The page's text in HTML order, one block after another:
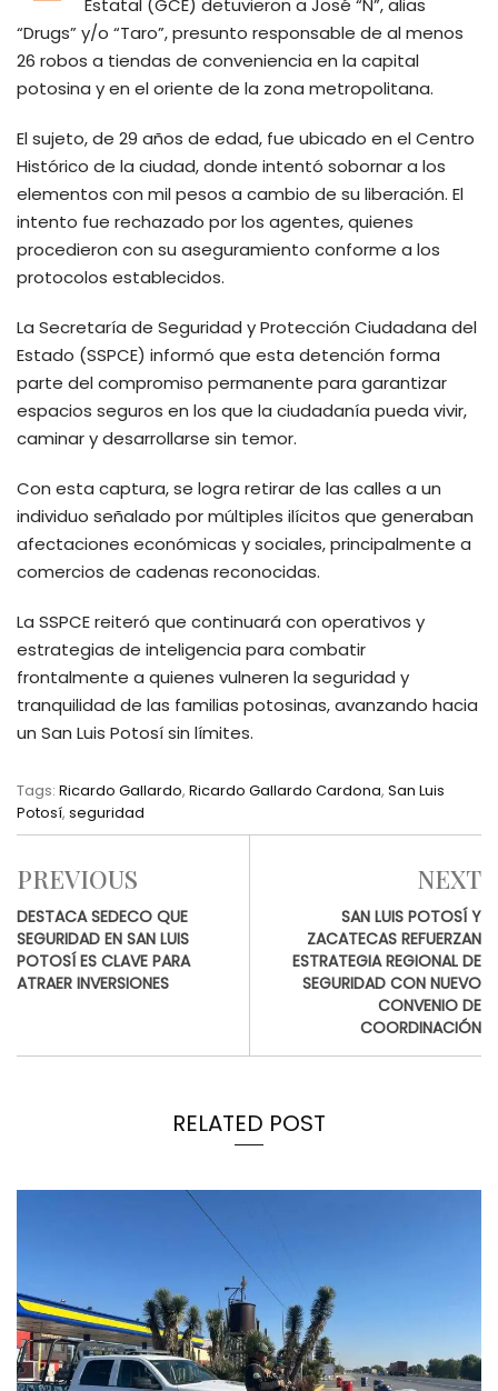
Estatal (GCE) detuvieron a José “N”, alias
“Drugs” y/o “Taro”, presunto responsable de al menos
26 robos a tiendas de conveniencia en la capital
potosina y en el oriente de la zona metropolitana.
El sujeto, de 29 años de edad, fue ubicado en el Centro
Histórico de la ciudad, donde intentó sobornar a los
elementos con mil pesos a cambio de su liberación. El
intento fue rechazado por los agentes, quienes
procedieron con su aseguramiento conforme a los
protocolos establecidos.
La Secretaría de Seguridad y Protección Ciudadana del
Estado (SSPCE) informó que esta detención forma
parte del compromiso permanente para garantizar
espacios seguros en los que la ciudadanía pueda vivir,
caminar y desarrollarse sin temor.
Con esta captura, se logra retirar de las calles a un
individuo señalado por múltiples ilícitos que generaban
afectaciones económicas y sociales, principalmente a
comercios de cadenas reconocidas.
La SSPCE reiteró que continuará con operativos y
estrategias de inteligencia para combatir
frontalmente a quienes vulneren la seguridad y
tranquilidad de las familias potosinas, avanzando hacia
un San Luis Potosí sin límites.
Tags: Ricardo Gallardo, Ricardo Gallardo Cardona, San Luis
Potosí, seguridad
PREVIOUS
DESTACA SEDECO QUE
SEGURIDAD EN SAN LUIS
POTOSÍ ES CLAVE PARA
ATRAER INVERSIONES
NEXT
SAN LUIS POTOSÍ Y
ZACATECAS REFUERZAN
ESTRATEGIA REGIONAL DE
SEGURIDAD CON NUEVO
CONVENIO DE
COORDINACIÓN
RELATED POST